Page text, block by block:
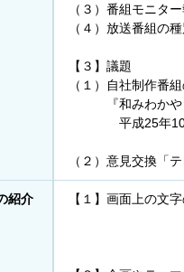
（３）番組モニタ
（４）放送番組の
【３】議題
（１）自社制作番
『和みわかやま
平成25年10月
制作
（２）意見交換「
紹介
【１】画面上の文